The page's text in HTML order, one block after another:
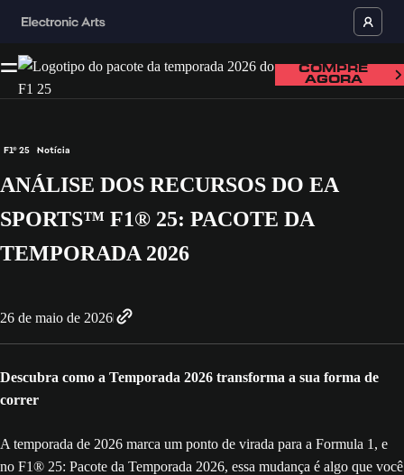
COMPRE
AGORA
F1® 25 Notícia
ANÁLISE DOS RECURSOS DO EA
SPORTS™ F1® 25: PACOTE DA
TEMPORADA 2026
26 de maio de 2026
Descubra como a Temporada 2026 transforma a sua forma de
correr
A temporada de 2026 marca um ponto de virada para a Formula 1, e
no F1® 25: Pacote da Temporada 2026, essa mudança é algo que você